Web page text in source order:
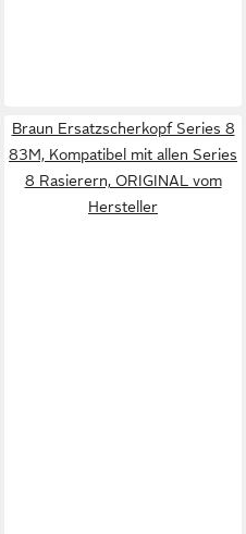
Braun Ersatzscherkopf Series 8
83M, Kompatibel mit allen Series
8 Rasierern, ORIGINAL vom
Hersteller